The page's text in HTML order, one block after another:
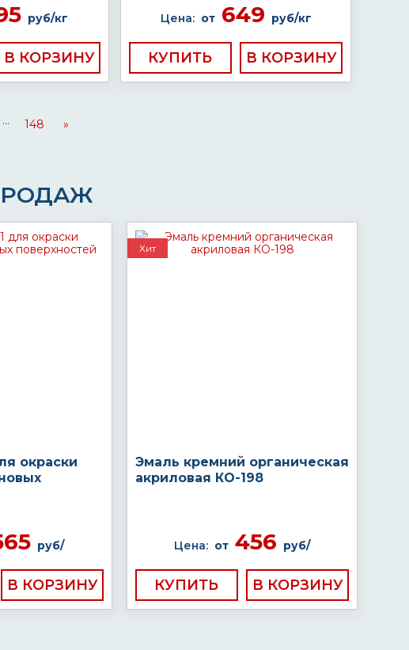
руб/кг Цена: от649 руб/кг
КУПИТЬ
... 148 »
окраски
руб/
Хит
Эмаль кремний органическая
акриловая КО-198
Цена: от 456 руб/
КУПИТЬ